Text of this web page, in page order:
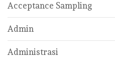
Acceptance Sampling
Admin
Administrasi